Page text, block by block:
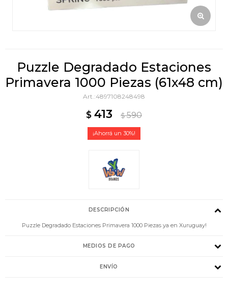
Puzzle Degradado Estaciones
Primavera 1000 Piezas (61x48 cm)
4897108248498
$ 413 $ 590
30
DESCRIPCIÓN
Puzzle Degradado Estaciones Primavera 1000 Piezas ya en Xuruguay!
MEDIOS DE PAGO
ENVÍO